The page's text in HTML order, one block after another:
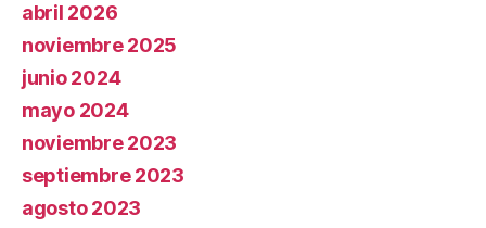
abril 2026
noviembre 2025
junio 2024
mayo 2024
noviembre 2023
septiembre 2023
agosto 2023